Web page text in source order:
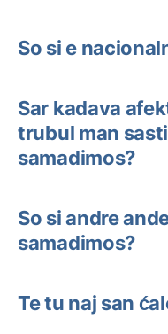
So si e
Sar kadava
trubul man
samadimos?
So si andre
samadimos?
Te tu naj san